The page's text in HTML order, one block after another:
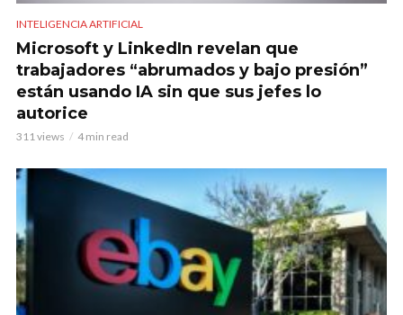
INTELIGENCIA ARTIFICIAL
Microsoft y LinkedIn revelan que
trabajadores “abrumados y bajo presión”
están usando IA sin que sus jefes lo
autorice
311 views 4 min read